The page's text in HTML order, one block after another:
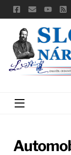
Skip
to
content
Menu